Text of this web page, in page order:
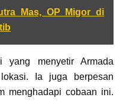
Mas, OP Migor di
yang menyetir Armada
Ia juga berpesan
menghadapi cobaan ini.